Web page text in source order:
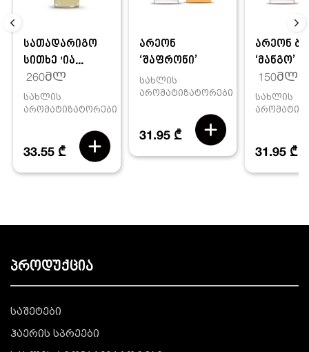
სათადარიგო
სითხე 'ია...
260მლ
სახლის
არომატიზატორები
33.55 ₾
არეონ
‘შაფრონი’
სახლის
არომატიზატორები
31.95 ₾
არეონ
‘მანგო’
150მლ
სახლის
31.95 ₾
პროდუქცია
საშეტები
ჰაერის სპრეები